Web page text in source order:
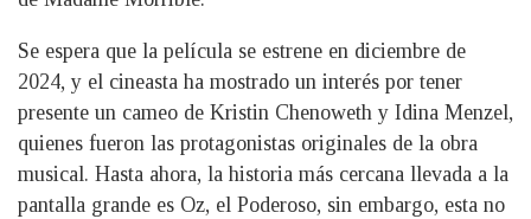
Se espera que la película se estrene en diciembre de
2024, y el cineasta ha mostrado un interés por tener
presente un cameo de Kristin Chenoweth y Idina Menzel,
quienes fueron las protagonistas originales de la obra
musical. Hasta ahora, la historia más cercana llevada a la
pantalla grande es Oz, el Poderoso, sin embargo, esta no